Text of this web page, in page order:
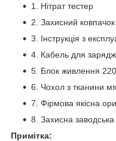
1. Нітрат тестер
2. Захисний ковпачок
3. Інструкція з
4. Кабель для
5. Блок живлення 220
6. Чохол з тканини
7. Фірмова якісна
8. Захисна заводська
Примітка: